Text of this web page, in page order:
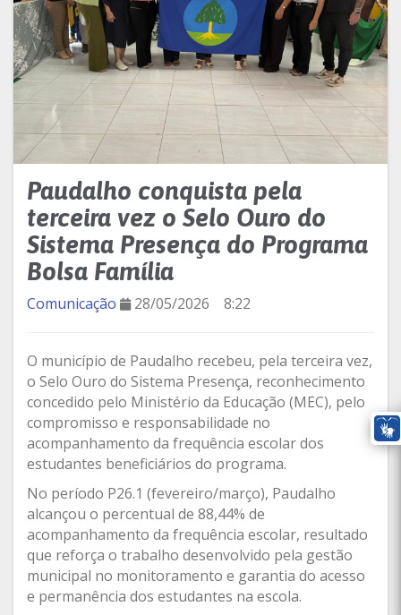
Paudalho conquista pela
terceira vez o Selo Ouro do
Sistema Presença do Programa
Bolsa Família
Comunicação 28/05/2026 8:22
O município de Paudalho recebeu, pela terceira vez,
o Selo Ouro do Sistema Presença, reconhecimento
concedido pelo Ministério da Educação (MEC), pelo
compromisso e responsabilidade no
acompanhamento da frequência escolar dos
estudantes beneficiários do programa.
No período P26.1 (fevereiro/março), Paudalho
alcançou o percentual de 88,44% de
acompanhamento da frequência escolar, resultado
que reforça o trabalho desenvolvido pela gestão
municipal no monitoramento e garantia do acesso
e permanência dos estudantes na escola.